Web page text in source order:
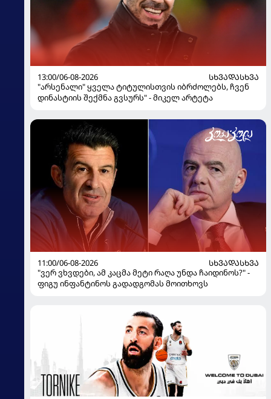
13:00/06-08-2026
ᲡᲮᲕᲐᲓᲐᲡᲮᲕᲐ
"არსენალი" ყველა ტიტულისთვის იბრძოლებს, ჩვენ
დინასტიის შექმნა გვსურს" - მიკელ არტეტა
11:00/06-08-2026
ᲡᲮᲕᲐᲓᲐᲡᲮᲕᲐ
"ვერ ვხვდები, ამ კაცმა მეტი რაღა უნდა ჩაიდინოს?" -
ფიგუ ინფანტინოს გადადგომას მოითხოვს